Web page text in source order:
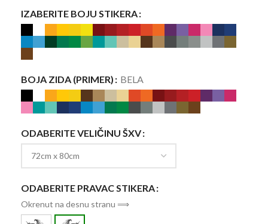
IZABERITE BOJU STIKERA
BOJA ZIDA (PRIMER) BELA
ODABERITE VELIČINU ŠXV
ODABERITE PRAVAC STIKERA
Okrenut na desnu stranu ⟹